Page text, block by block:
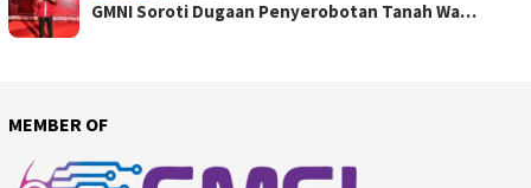
GMNI Soroti Dugaan Penyerobotan Tanah Wa…
MEMBER OF